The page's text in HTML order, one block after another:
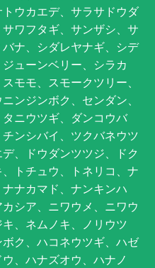
ウカエデ、サラサドウダ
ワフタギ、サンザシ、サ
ナ、シダレヤナギ、シデ
ューンベリー、シラカ
モモ、スモークツリー、
ンジンボク、センダン、
ニウツギ、ダンコウバ
ンシバイ、ツクバネウツ
、ドウダンツツジ、ドク
トチュウ、トネリコ、ナ
ナカマド、ナンキンハ
シア、ニワウメ、ニワウ
、ネムノキ、ノリウツ
ク、ハコネウツギ、ハゼ
、ハナズオウ、ハナノ